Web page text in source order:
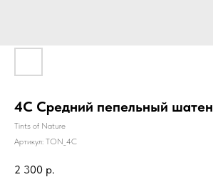
4C Средний пепельный шатен
Tints of Nature
Артикул: TON_4C
2 300 р.